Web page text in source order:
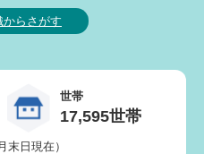
からさがす
世帯
17,595世帯
末日現在）